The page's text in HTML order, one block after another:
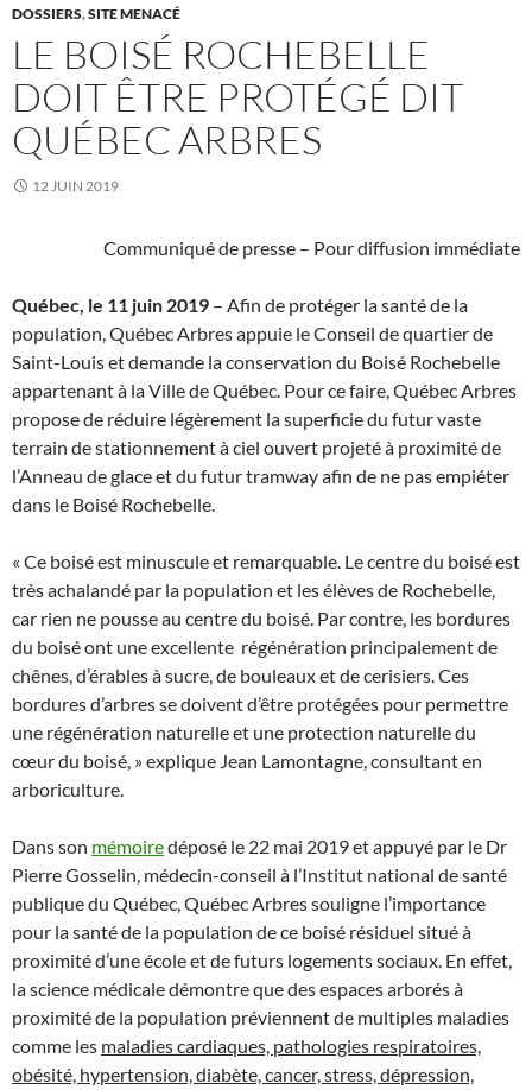
DOSSIERS,SITE MENACÉ
LE BOISÉ ROCHEBELLE
DOIT ÊTRE PROTÉGÉ DIT
QUÉBEC ARBRES
12 JUIN 2019
Communiqué de presse – Pour diffusion immédiate
Québec, le 11 juin 2019 – Afin de protéger la santé de la
population, Québec Arbres appuie le Conseil de quartier de
Saint-Louis et demande la conservation du Boisé Rochebelle
appartenant à la Ville de Québec. Pour ce faire, Québec Arbres
propose de réduire légèrement la superficie du futur vaste
terrain de stationnement à ciel ouvert projeté à proximité de
l’Anneau de glace et du futur tramway afin de ne pas empiéter
dans le Boisé Rochebelle.
« Ce boisé est minuscule et remarquable. Le centre du boisé est
très achalandé par la population et les élèves de Rochebelle,
car rien ne pousse au centre du boisé. Par contre, les bordures
du boisé ont une excellente régénération principalement de
chênes, d’érables à sucre, de bouleaux et de cerisiers. Ces
bordures d’arbres se doivent d’être protégées pour permettre
une régénération naturelle et une protection naturelle du
cœur du boisé, » explique Jean Lamontagne, consultant en
arboriculture.
Dans son mémoiredéposé le 22 mai 2019 et appuyé par le Dr
Pierre Gosselin, médecin-conseil à l’Institut national de santé
publique du Québec, Québec Arbres souligne l’importance
pour la santé de la population de ce boisé résiduel situé à
proximité d’une école et de futurs logements sociaux. En effet,
la science médicale démontre que des espaces arborés à
proximité de la population préviennent de multiples maladies
comme les maladies cardiaques, pathologies respiratoires,
obésité, hypertension, diabète, cancer, stress, dépression,